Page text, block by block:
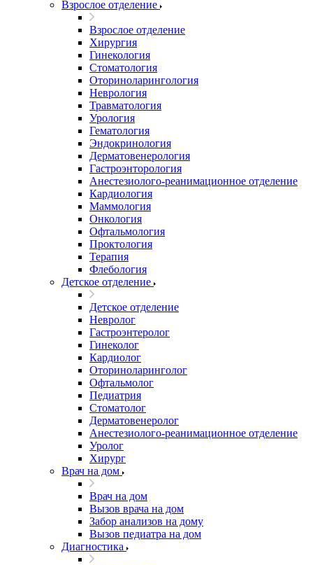
Взрослое отделение
Взрослое отделение
Хирургия
Гинекология
Стоматология
Оториноларингология
Неврология
Травматология
Урология
Гематология
Эндокринология
Дерматовенерология
Гастроэнторология
Анестезиолого-реанимационное отделение
Кардиология
Маммология
Онкология
Офтальмология
Проктология
Терапия
Флебология
Детское отделение
Детское отделение
Невролог
Гастроэнтеролог
Гинеколог
Кардиолог
Оториноларинголог
Офтальмолог
Педиатрия
Стоматолог
Дерматовенеролог
Анестезиолого-реанимационное отделение
Уролог
Хирург
Врач на дом
Врач на дом
Вызов врача на дом
Забор анализов на дому
Вызов педиатра на дом
Диагностика